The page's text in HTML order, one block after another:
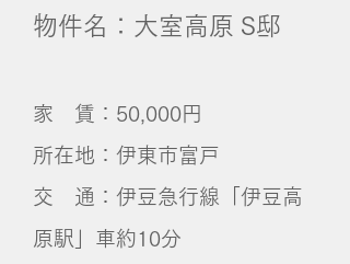
物件名：大室高原 S邸
家 賃：50,000円
所在地：伊東市富戸
交 通：伊豆急行線「伊豆高
原駅」車約10分